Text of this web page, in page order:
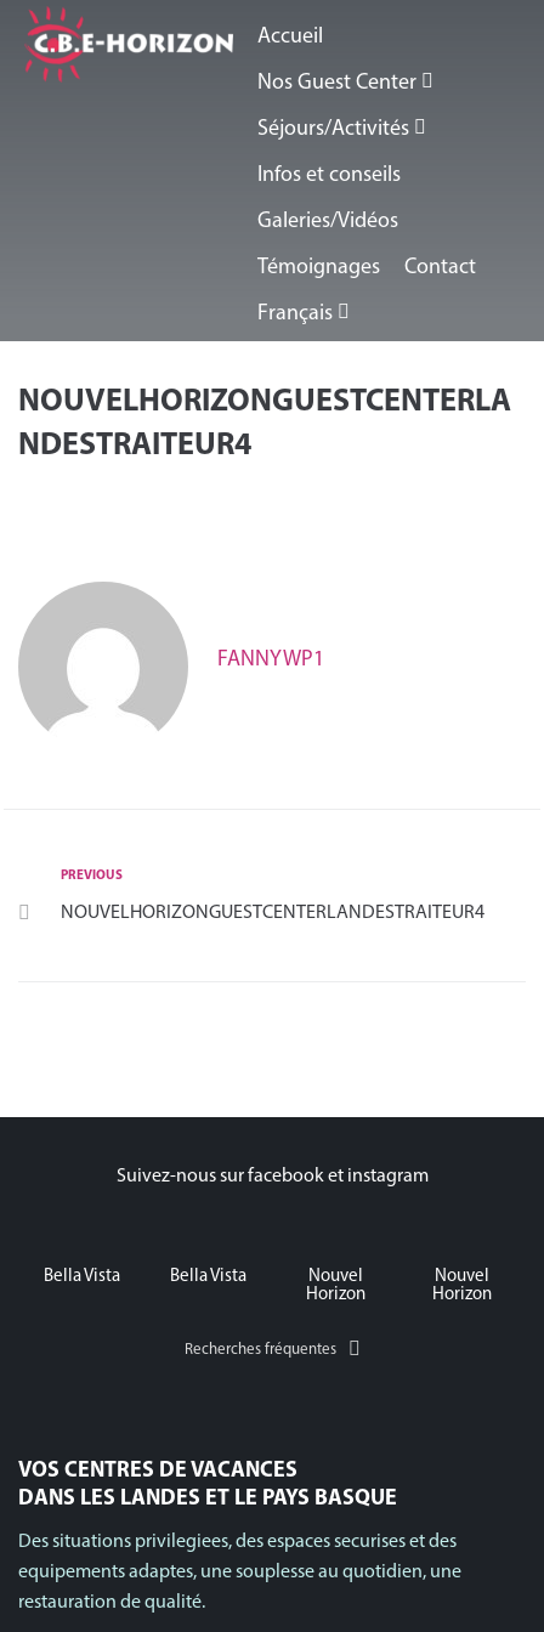
Accueil
Nos Guest Center
Séjours/Activités
Infos et conseils
Galeries/Vidéos
Témoignages
Contact
Français
NOUVELHORIZONGUESTCENTERLA
NDESTRAITEUR4
FANNYWP1
PREVIOUS
NOUVELHORIZONGUESTCENTERLANDESTRAITEUR4
Suivez-nous sur facebook et instagram
Bella Vista Bella Vista
Nouvel
Horizon
Nouvel
Horizon
Recherches fréquentes
VOS CENTRES DE VACANCES
DANS LES LANDES ET LE PAYS BASQUE
Des situations privilegiees, des espaces securises et des
equipements adaptes, une souplesse au quotidien, une
restauration de qualité.